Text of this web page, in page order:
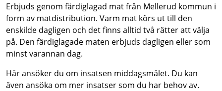
Erbjuds genom färdiglagad mat från Mellerud kommun i
form av matdistribution. Varm mat körs ut till den
enskilde dagligen och det finns alltid två rätter att välja
på. Den färdiglagade maten erbjuds dagligen eller som
minst varannan dag.
Här ansöker du om insatsen middagsmålet. Du kan
även ansöka om mer insatser som du har behov av.